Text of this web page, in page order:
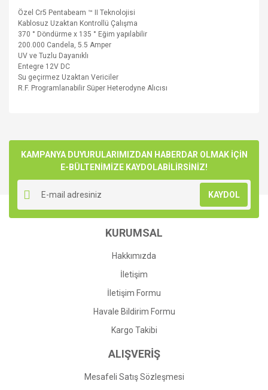
Özel Cr5 Pentabeam ™
Teknolojisi
Kablosuz Uzaktan Kontrollü Çalışma
370 ° Döndürme x 135 ° Eğim yapılabilir
200.000 Candela, 5.5 Amper
UV ve Tuzlu Dayanıklı
Entegre 12V DC
Su geçirmez Uzaktan Vericiler
R.F. Programlanabilir Süper Heterodyne Alıcısı
Yorum Yaz
kullanarak tarafımıza iletebilirsiniz.
Görüş ve önerileriniz için teşekkür ederiz.
Ürün resmi kalitesiz, bozuk veya görüntülenemiyor.
Ürün açıklamasında eksik bilgiler bulunuyor.
Ürün bilgilerinde hatalar bulunuyor.
Ürün fiyatı diğer sitelerden daha pahalı.
Gönder
KAMPANYA DUYURULARIMIZDAN HABERDAR OLMAK İÇİN
E-BÜLTENİMİZE KAYDOLABİLİRSİNİZ!
KAYDOL
KURUMSAL
Hakkımızda
İletişim
İletişim Formu
Havale Bildirim Formu
Kargo Takibi
ALIŞVERİŞ
Mesafeli Satış Sözleşmesi